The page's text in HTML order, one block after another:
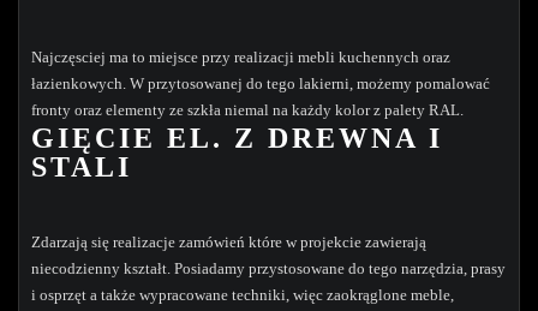
Najczęsciej ma to miejsce przy realizacji mebli kuchennych oraz
łazienkowych. W przytosowanej do tego lakierni, możemy pomalować
fronty oraz elementy ze szkła niemal na każdy kolor z palety RAL.
GIĘCIE EL. Z DREWNA I
STALI
Zdarzają się realizacje zamówień które w projekcie zawierają
niecodzienny kształt. Posiadamy przystosowane do tego narzędzia, prasy
i osprzęt a także wypracowane techniki, więc zaokrąglone meble,